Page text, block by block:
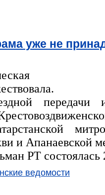
уже не
передачи
и Апанаевской
РТ
ведомости